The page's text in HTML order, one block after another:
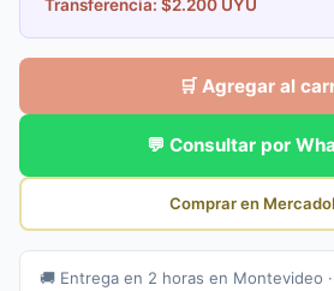
Transferencia: $2.200 UYU
🛒 Agregar al
💬 Consultar por
Comprar en
🚚 Entrega en 2 horas en Montevideo